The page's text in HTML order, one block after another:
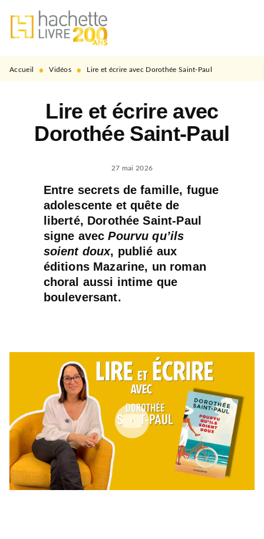
MENU RECHERCHE
PIED DE PAGE
Accueil • Vidéos • Lire et écrire avec Dorothée Saint-Paul
Lire et écrire avec
Dorothée Saint-Paul
27 mai 2026
Entre secrets de famille, fugue
adolescente et quête de
liberté, Dorothée Saint-Paul
signe avecPourvu qu’ils
soient doux, publié aux
éditions Mazarine, un roman
choral aussi intime que
bouleversant.